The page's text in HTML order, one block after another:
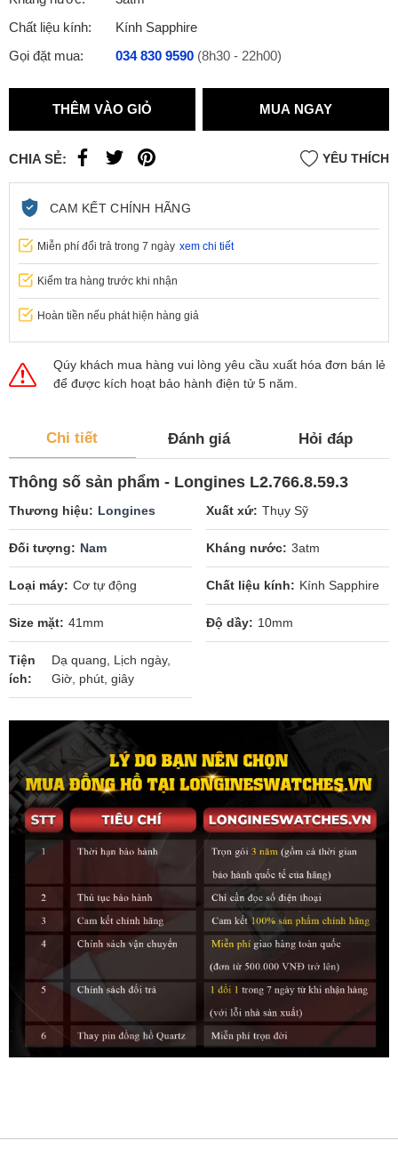
Chất liệu kính:
Kính Sapphire
Gọi đặt mua:
034 830 9590 (8h30 - 22h00)
THÊM VÀO GIỎ MUA NGAY
CHIA SẺ: YÊU THÍCH
CAM KẾT CHÍNH HÃNG
Miễn phí đổi trả trong 7 ngày xem chi tiết
Kiểm tra hàng trước khi nhận
Hoàn tiền nếu phát hiện hàng giả
Qúy khách mua hàng vui lòng yêu cầu xuất hóa đơn bán lẻ
để được kích hoạt bảo hành điện tử 5 năm.
Chi tiết Đánh giá Hỏi đáp
Thông số sản phẩm - Longines L2.766.8.59.3
Thương hiệu Longines Xuất xứ Thụy Sỹ
Đối tượng Nam Kháng nước 3atm
Loại máy Cơ tự động Chất liệu kính Kính Sapphire
Size mặt 41mm Độ dầy 10mm
Tiện
ích
Dạ quang, Lịch ngày,
Giờ, phút, giây